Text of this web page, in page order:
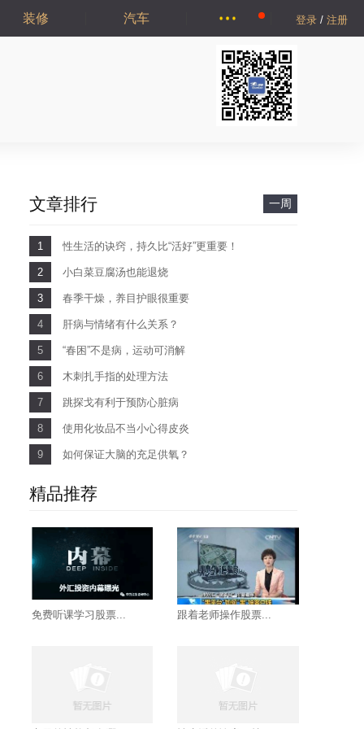
装修 汽车 登录 / 注册
文章排行 一周
1 性生活的诀窍，持久比“活好”更重要！
2 小白菜豆腐汤也能退烧
3 春季干燥，养目护眼很重要
4 肝病与情绪有什么关系？
5 “春困”不是病，运动可消解
6 木刺扎手指的处理方法
7 跳探戈有利于预防心脏病
8 使用化妆品不当小心得皮炎
9 如何保证大脑的充足供氧？
精品推荐
免费听课学习股票... 跟着老师操作股票...